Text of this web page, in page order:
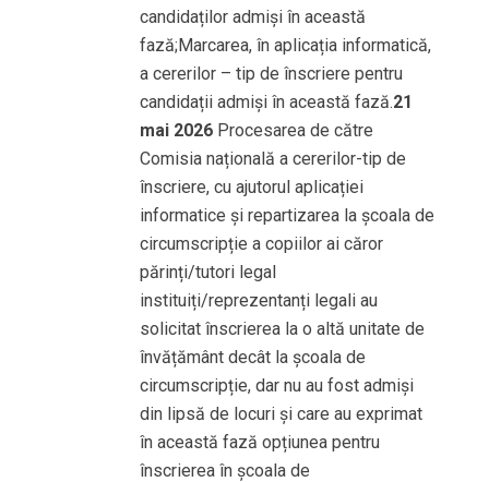
candidaților admiși în această
fază;Marcarea, în aplicația informatică,
a cererilor – tip de înscriere pentru
candidații admiși în această fază.21
mai 2026 Procesarea de către
Comisia națională a cererilor-tip de
înscriere, cu ajutorul aplicației
informatice și repartizarea la școala de
circumscripție a copiilor ai căror
părinți/tutori legal
instituiți/reprezentanți legali au
solicitat înscrierea la o altă unitate de
învățământ decât la școala de
circumscripție, dar nu au fost admiși
din lipsă de locuri și care au exprimat
în această fază opțiunea pentru
înscrierea în școala de